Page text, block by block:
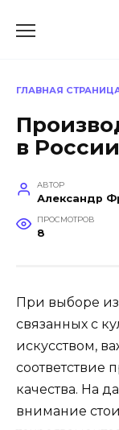
ГЛАВНАЯ
в России
АВТОР
ПРОСМОТРОВ
8
При выборе
связанных с
искусством,
соответствие
качества. На
внимание